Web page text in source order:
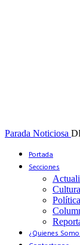
Parada Noticiosa
Portada
Secciones
Cultura
Política
¿Quienes